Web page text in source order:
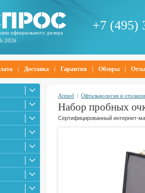
официального дилера
2026
+7 (495)
Доставка Гарантия Обзоры
Armed | Офтальмология и
Набор пробных
Сертифицированный интернет-